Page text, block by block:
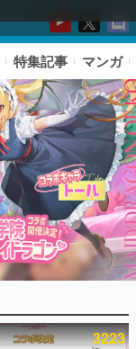
特集記事 マンガ
3223